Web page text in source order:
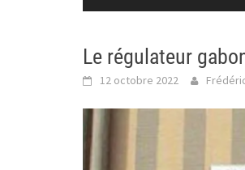
Le régulateur
12 octobre 2022